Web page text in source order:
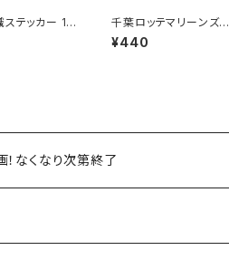
ステッカー 13
千葉ロッテマリーンズス
テッカー16
¥440
！なくなり次第終了